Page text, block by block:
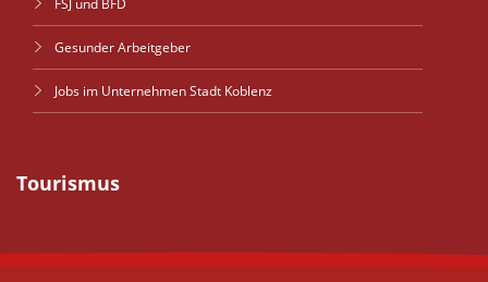
FSJ und BFD
Gesunder Arbeitgeber
Jobs im Unternehmen Stadt Koblenz
Tourismus